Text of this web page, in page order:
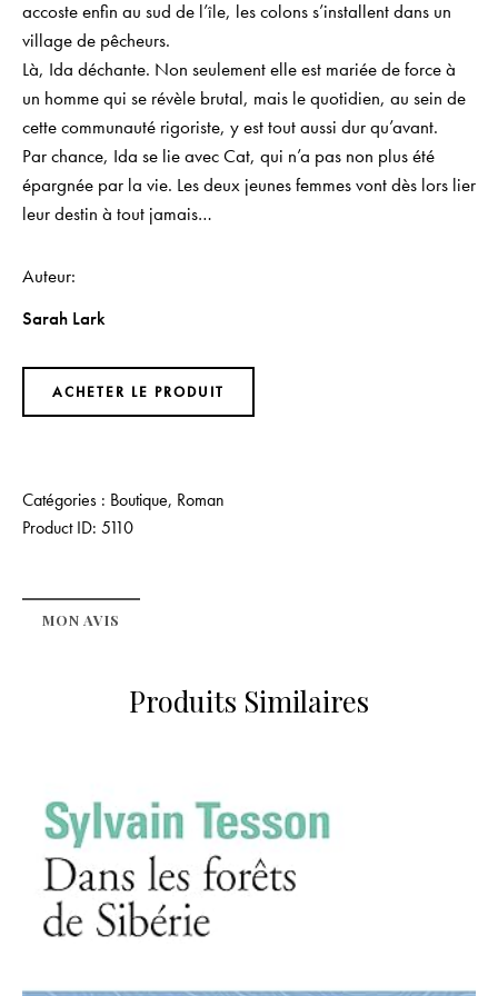
accoste enfin au sud de l’île, les colons s’installent dans un
village de pêcheurs.
Là, Ida déchante. Non seulement elle est mariée de force à
un homme qui se révèle brutal, mais le quotidien, au sein de
cette communauté rigoriste, y est tout aussi dur qu’avant.
Par chance, Ida se lie avec Cat, qui n’a pas non plus été
épargnée par la vie. Les deux jeunes femmes vont dès lors lier
leur destin à tout jamais…
Auteur
Sarah Lark
ACHETER LE PRODUIT
Catégories : Boutique, Roman
Product ID: 5110
MON AVIS
Produits Similaires